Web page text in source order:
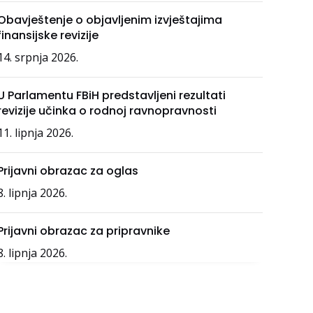
o objavljenim izvještajima
revizije
srpnja 2026.
Parlamentu FBiH predstavljeni rezultati
učinka o rodnoj ravnopravnosti
lipnja 2026.
obrazac za oglas
lipnja 2026.
obrazac za pripravnike
lipnja 2026.